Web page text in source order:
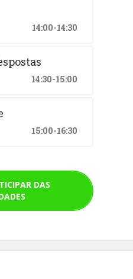
14:00-14:30
14:30-15:00
15:00-16:30
DAS